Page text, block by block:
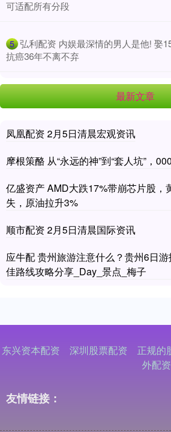
可适配所有分段
5 弘利配资 内娱最深情的男人是他! 娶
抗癌36年不离不弃
最新文章
凤凰配资 2月5日清晨宏观资讯
摩根策酪 从“永远的神”到“套人坑”，
亿盛资产 AMD大跌17%带崩芯片股，
失，原油拉升3%
顺市配资 2月5日清晨国际资讯
应牛配 贵州旅游注意什么？贵州6日
佳路线攻略分享_Day_景点_梅子
东兴资本配资 深圳股票配资
正规的
外配
友情链接：